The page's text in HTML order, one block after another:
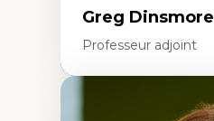
Greg Dinsmore
Professeur adjoint